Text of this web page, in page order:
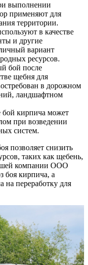
выполнении
применяют для
территории.
в качестве
и другие
вариант
ресурсов.
бой после
щебня для
в дорожном
ландшафтном
кирпича может
при возведении
систем.
позволяет снизить
таких как щебень,
компании ООО
боя кирпича, а
на переработку для